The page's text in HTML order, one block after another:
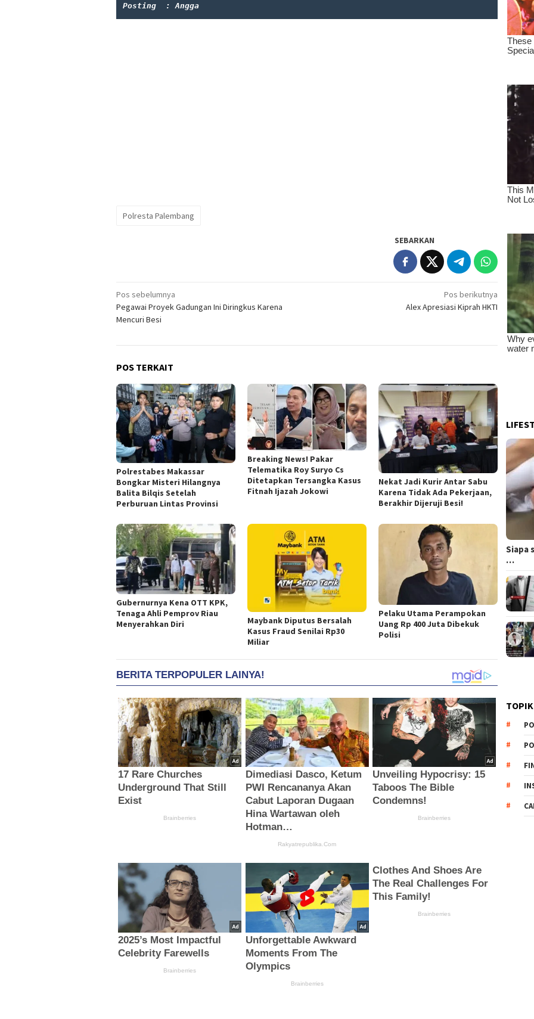
Posting  : Angga
Polresta Palembang
SEBARKAN
Navigasi
pos
Pos sebelumnya
Pegawai Proyek Gadungan Ini Diringkus Karena
Mencuri Besi
Pos berikutnya
Alex Apresiasi Kiprah HKTI
POS TERKAIT
Polrestabes Makassar
Bongkar Misteri Hilangnya
Balita Bilqis Setelah
Perburuan Lintas Provinsi
Breaking News! Pakar
Telematika Roy Suryo Cs
Ditetapkan Tersangka Kasus
Fitnah Ijazah Jokowi
Nekat Jadi Kurir Antar Sabu
Karena Tidak Ada Pekerjaan,
Berakhir Dijeruji Besi!
Gubernurnya Kena OTT KPK,
Tenaga Ahli Pemprov Riau
Menyerahkan Diri
Maybank Diputus Bersalah
Kasus Fraud Senilai Rp30
Miliar
Pelaku Utama Perampokan
Uang Rp 400 Juta Dibekuk
Polisi
Siapa
…